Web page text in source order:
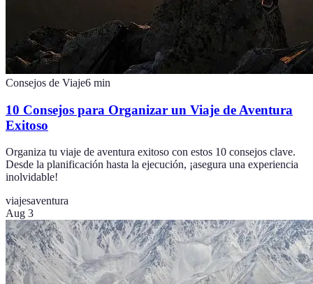
Consejos de Viaje6 min
10 Consejos para Organizar un Viaje de Aventura
Exitoso
Organiza tu viaje de aventura exitoso con estos 10 consejos clave.
Desde la planificación hasta la ejecución, ¡asegura una experiencia
inolvidable!
viajesaventura
Aug 3